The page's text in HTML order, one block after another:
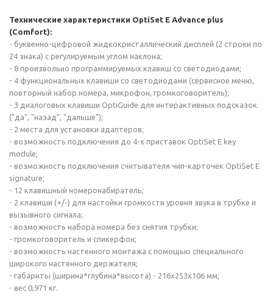
Технические характеристики OptiSet E Advance plus
(Comfort):
- буквенно-цифровой жидкокристаллический дисплей (2 строки по
24 знака) с регулируемым углом наклона;
- 8 произвольно программируемых клавиш со светодиодами;
- 4 функциональных клавиши со светодиодами (сервисное меню,
повторный набор номера, микрофон, громкоговоритель);
- 3 диалоговых клавиши OptiGuide для интерактивных подсказок
("да", "назад", "дальше");
- 2 места для установки адаптеров;
- возможность подключения до 4-х приставок OptiSet E key
module;
- возможность подключения считывателя чип-карточек OptiSet E
signature;
- 12 клавишный номеронабиратель;
- 2 клавиши (+/-) для настойки громкости уровня звука в трубке и
вызывного сигнала;
- возможность набора номера без снятия трубки;
- громкоговоритель и спикерфон;
- возможность настенного монтажа с помощью специального
широкого настенного держателя;
- габариты (ширина*глубина*высота) - 216x253x106 мм;
- вес 0,971 кг.